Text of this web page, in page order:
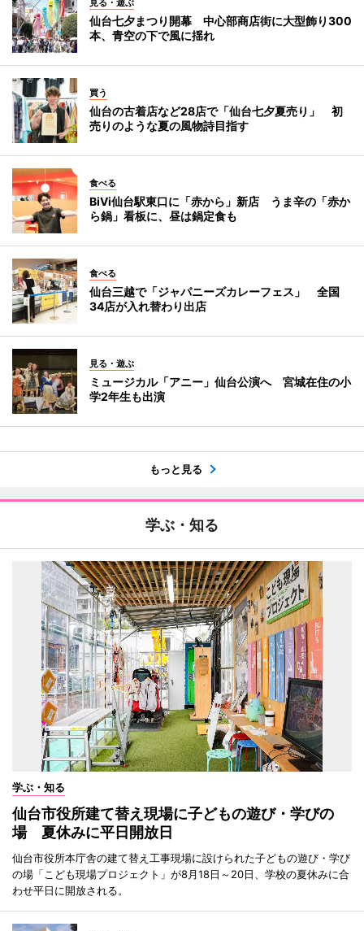
仙台七夕まつり開幕 中心部商店街に大型飾り300
本、青空の下で風に揺れ
買う
仙台の古着店など28店で「仙台七夕夏売り」 初
売りのような夏の風物詩目指す
食べる
BiVi仙台駅東口に「赤から」新店 うま辛の「赤か
ら鍋」看板に、昼は鍋定食も
食べる
仙台三越で「ジャパニーズカレーフェス」 全国
34店が入れ替わり出店
見る・遊ぶ
ミュージカル「アニー」仙台公演へ 宮城在住の小
学2年生も出演
もっと見る
学ぶ・知る
学ぶ・知る
仙台市役所建て替え現場に子どもの遊び・学びの
場 夏休みに平日開放日
仙台市役所本庁舎の建て替え工事現場に設けられた子どもの遊び・学び
の場「こども現場プロジェクト」が8月18日～20日、学校の夏休みに合
わせ平日に開放される。